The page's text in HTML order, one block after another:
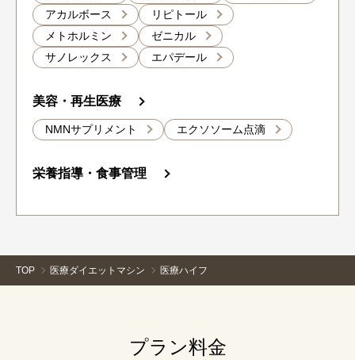
アカルボース
リピトール
メトホルミン
ゼニカル
サノレックス
エパデール
美容・再生医療
NMNサプリメント エクソソーム点滴
栄養指導・食事管理
TOP 医療ダイエットマシン 医療ハイフ
プラン料金